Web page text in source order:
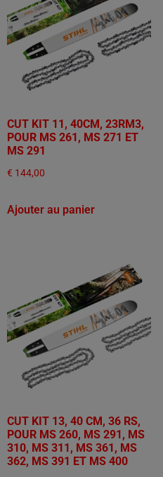
CUT KIT 11, 40CM, 23RM3,
POUR MS 261, MS 271 ET
MS 291
€ 144,00
Ajouter au panier
CUT KIT 13, 40 CM, 36 RS,
POUR MS 260, MS 291, MS
310, MS 311, MS 361, MS
362, MS 391 ET MS 400